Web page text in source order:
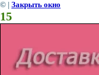
© | Закрыть окно
15